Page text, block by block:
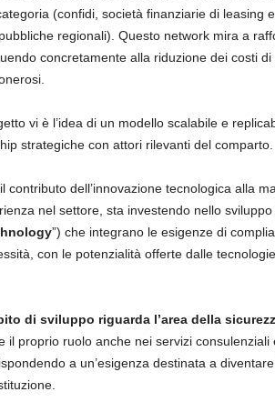
(confidi, società finanziarie di leasing
regionali). Questo network mira a
concretamente alla riduzione dei costi
vi è l’idea di un modello scalabile e
strategiche con attori rilevanti del comparto.
contributo dell’innovazione tecnologica alla
nel settore, sta investendo nello
”) che integrano le esigenze di
con le potenzialità offerte dalle
di sviluppo riguarda l’area della
il proprio ruolo anche nei servizi consulenziali
a un’esigenza destinata a